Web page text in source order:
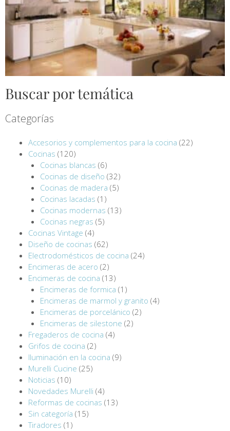
Buscar por temática
Categorías
Accesorios y complementos para la cocina (22)
Cocinas (120)
Cocinas blancas (6)
Cocinas de diseño (32)
Cocinas de madera (5)
Cocinas lacadas (1)
Cocinas modernas (13)
Cocinas negras (5)
Cocinas Vintage (4)
Diseño de cocinas (62)
Electrodomésticos de cocina (24)
Encimeras de acero (2)
Encimeras de cocina (13)
Encimeras de formica (1)
Encimeras de marmol y granito (4)
Encimeras de porcelánico (2)
Encimeras de silestone (2)
Fregaderos de cocina (4)
Grifos de cocina (2)
Iluminación en la cocina (9)
Murelli Cucine (25)
Noticias (10)
Novedades Murelli (4)
Reformas de cocinas (13)
Sin categoría (15)
Tiradores (1)